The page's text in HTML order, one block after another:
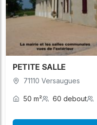
PETITE SALLE
71110 Versaugues
50 m² 60 debout